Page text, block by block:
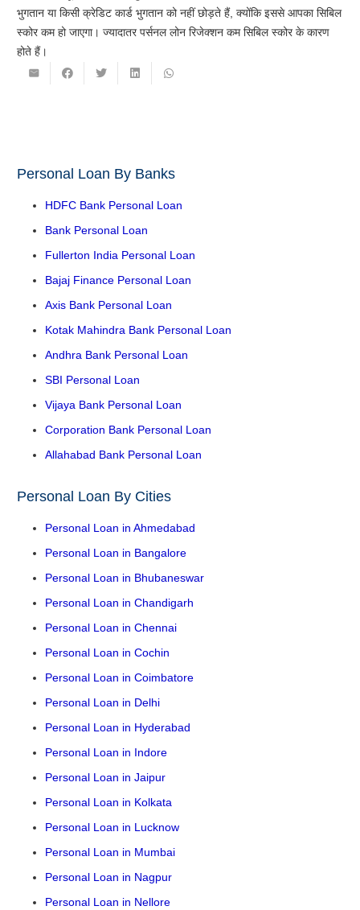
भुगतान या किसी क्रेडिट कार्ड भुगतान को नहीं छोड़ते हैं, क्योंकि इससे आपका सिबिल
स्कोर कम हो जाएगा। ज्यादातर पर्सनल लोन रिजेक्शन कम सिबिल स्कोर के कारण
होते हैं।
Personal Loan By Banks
HDFC Bank Personal Loan
Bank Personal Loan
Fullerton India Personal Loan
Bajaj Finance Personal Loan
Axis Bank Personal Loan
Kotak Mahindra Bank Personal Loan
Andhra Bank Personal Loan
SBI Personal Loan
Vijaya Bank Personal Loan
Corporation Bank Personal Loan
Allahabad Bank Personal Loan
Personal Loan By Cities
Personal Loan in Ahmedabad
Personal Loan in Bangalore
Personal Loan in Bhubaneswar
Personal Loan in Chandigarh
Personal Loan in Chennai
Personal Loan in Cochin
Personal Loan in Coimbatore
Personal Loan in Delhi
Personal Loan in Hyderabad
Personal Loan in Indore
Personal Loan in Jaipur
Personal Loan in Kolkata
Personal Loan in Lucknow
Personal Loan in Mumbai
Personal Loan in Nagpur
Personal Loan in Nellore